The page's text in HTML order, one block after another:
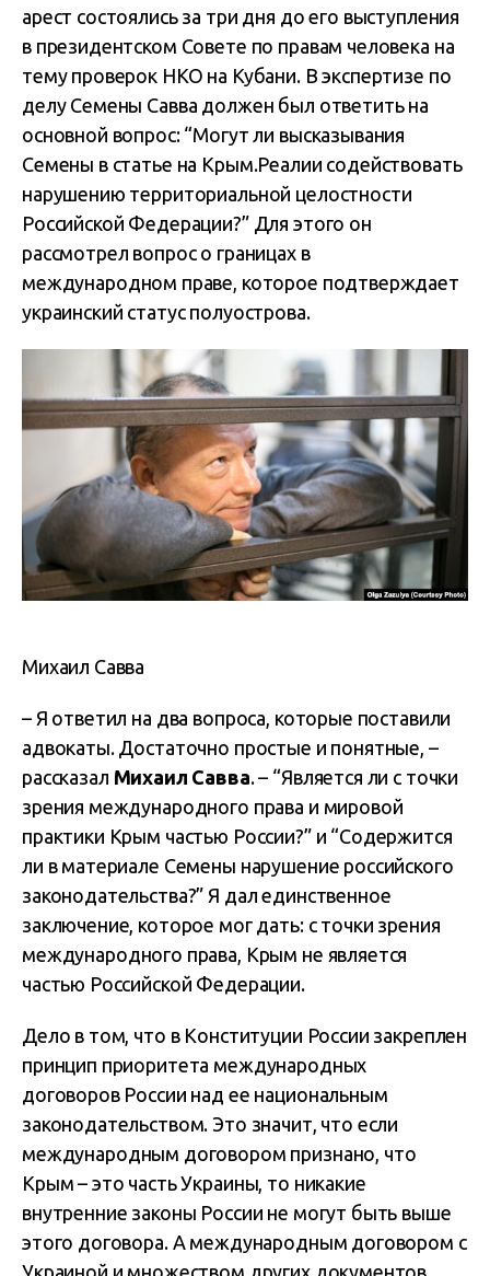
арест состоялись за три дня до его выступления
в президентском Совете по правам человека на
тему проверок НКО на Кубани. В экспертизе по
делу Семены Савва должен был ответить на
основной вопрос: “Могут ли высказывания
Семены в статье на Крым.Реалии содействовать
нарушению территориальной целостности
Российской Федерации?” Для этого он
рассмотрел вопрос о границах в
международном праве, которое подтверждает
украинский статус полуострова.
Михаил Савва
– Я ответил на два вопроса, которые поставили
адвокаты. Достаточно простые и понятные, –
рассказал Михаил Савва. – “Является ли с точки
зрения международного права и мировой
практики Крым частью России?” и “Содержится
ли в материале Семены нарушение российского
законодательства?” Я дал единственное
заключение, которое мог дать: с точки зрения
международного права, Крым не является
частью Российской Федерации.
Дело в том, что в Конституции России закреплен
принцип приоритета международных
договоров России над ее национальным
законодательством. Это значит, что если
международным договором признано, что
Крым – это часть Украины, то никакие
внутренние законы России не могут быть выше
этого договора. А международным договором с
Украиной и множеством других документов,